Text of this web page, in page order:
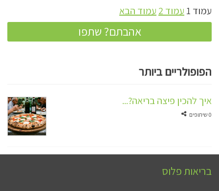
עמוד 1 עמוד 2 עמוד הבא
אהבתם? שתפו
הפופולריים ביותר
איך להכין פיצה בריאה?...
0 שיתופים
בריאות פלוס